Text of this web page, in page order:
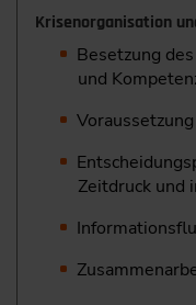
Krisenorganisation
Besetzung
und
Zeitdruck und